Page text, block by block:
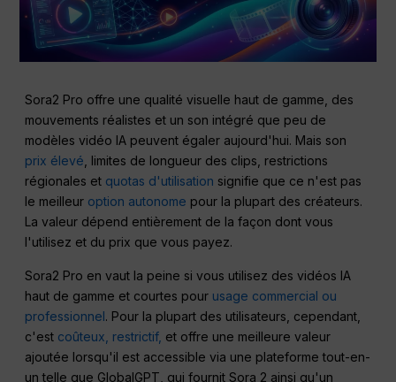
Sora2 Pro offre une qualité visuelle haut de gamme, des
mouvements réalistes et un son intégré que peu de
modèles vidéo IA peuvent égaler aujourd'hui. Mais son
prix élevé , limites de longueur des clips, restrictions
régionales et quotas d'utilisation signifie que ce n'est pas
le meilleur option autonome pour la plupart des créateurs.
La valeur dépend entièrement de la façon dont vous
l'utilisez et du prix que vous payez.
Sora2 Pro en vaut la peine si vous utilisez des vidéos IA
haut de gamme et courtes pour usage commercial ou
professionnel. Pour la plupart des utilisateurs, cependant,
c'est coûteux, restrictif, et offre une meilleure valeur
ajoutée lorsqu'il est accessible via une plateforme tout-en-
un telle que GlobalGPT, qui fournit Sora 2 ainsi qu'un